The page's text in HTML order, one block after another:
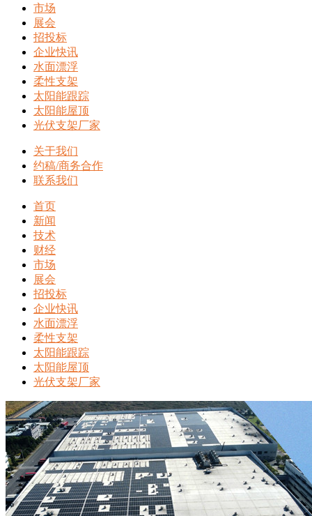
市场
展会
招投标
企业快讯
水面漂浮
柔性支架
太阳能跟踪
太阳能屋顶
光伏支架厂家
关于我们
约稿/商务合作
联系我们
首页
新闻
技术
财经
市场
展会
招投标
企业快讯
水面漂浮
柔性支架
太阳能跟踪
太阳能屋顶
光伏支架厂家